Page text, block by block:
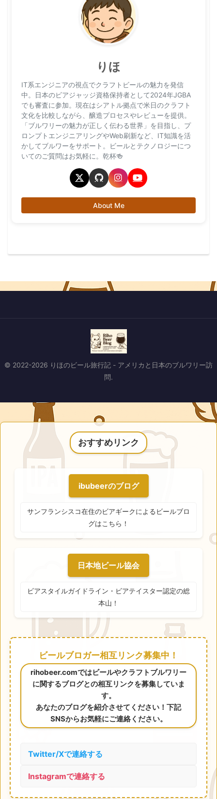
りほ
IT系エンジニアの視点でクラフトビールの魅力を発信
中。日本のビアジャッジ資格保持者として2024年JGBA
でも審査に参加。現在はシアトル拠点で米日のクラフト
文化を比較しながら、醸造プロセスやレビューを提供。
「ブルワリーの魅力が正しく伝わる世界」を目指し、プ
ロンプトエンジニアリングやWeb刷新など、IT知識を活
かしてブルワーをサポート。ビールとテクノロジーにつ
いてのご質問はお気軽に。乾杯🍻
About Me
© 2022-2026 りほのビール旅行記 - アメリカと日本のブルワリー訪
問.
おすすめリンク
ibubeerのブログ
サンフランシスコ在住のビアギークによるビールブロ
グはこちら！
日本地ビール協会
ビアスタイルガイドライン・ビアテイスター認定の総
本山！
ビールブロガー相互リンク募集中！
rihobeer.comではビールやクラフトブルワリー
に関するブログとの相互リンクを募集していま
す。
あなたのブログを紹介させてください！下記
SNSからお気軽にご連絡ください。
Twitter/Xで連絡する
Instagramで連絡する